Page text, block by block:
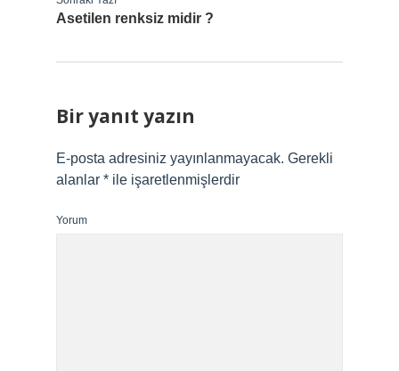
Asetilen renksiz midir ?
Bir yanıt yazın
E-posta adresiniz yayınlanmayacak. Gerekli
alanlar * ile işaretlenmişlerdir
Yorum